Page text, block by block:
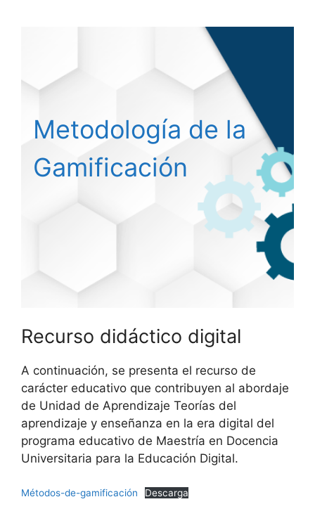
Metodología de la
Gamificación
Recurso didáctico digital
A continuación, se presenta el recurso de
carácter educativo que contribuyen al abordaje
de Unidad de Aprendizaje Teorías del
aprendizaje y enseñanza en la era digital del
programa educativo de Maestría en Docencia
Universitaria para la Educación Digital.
Métodos-de-gamificación Descarga